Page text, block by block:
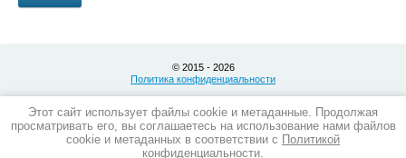
© 2015 - 2026
Политика конфиденциальности
Мы в сети:
Этот сайт использует файлы cookie и метаданные. Продолжая
просматривать его, вы соглашаетесь на использование нами файлов
cookie и метаданных в соответствии с Политикой
конфиденциальности.